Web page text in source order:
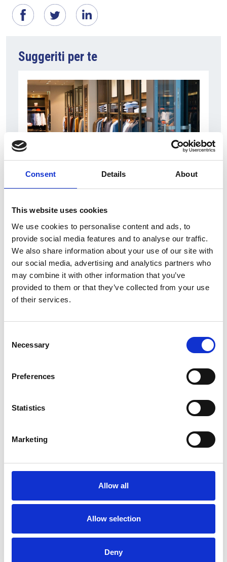
Consent Details About
This website uses cookies
We use cookies to personalise content and ads, to
provide social media features and to analyse our traffic.
We also share information about your use of our site with
our social media, advertising and analytics partners who
may combine it with other information that you’ve
provided to them or that they’ve collected from your use
of their services.
Selection
Necessary
Preferences
Statistics
Marketing
Allow all
Allow selection
Deny
Suggeriti per te
dinamica
Overview Economica
Repubblica Ceca
Ano 2011 schiera un nuovo candidato sindaco
Repubblica Ceca